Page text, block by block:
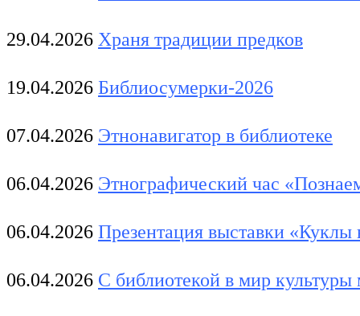
29.04.2026 Храня традиции предков
19.04.2026 Библиосумерки-2026
07.04.2026 Этнонавигатор в библиотеке
06.04.2026 Этнографический час
06.04.2026 Презентация выставки
06.04.2026 С библиотекой в мир